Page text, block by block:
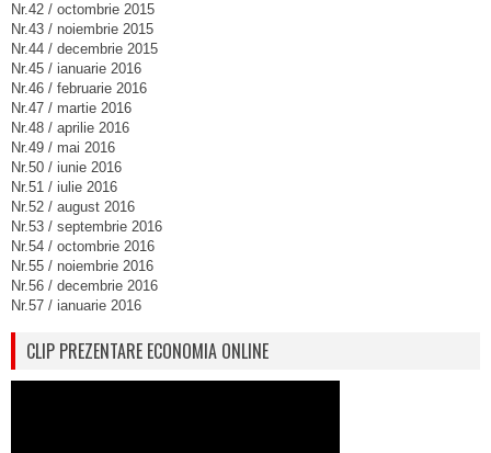
Nr.42 / octombrie 2015
Nr.43 / noiembrie 2015
Nr.44 / decembrie 2015
Nr.45 / ianuarie 2016
Nr.46 / februarie 2016
Nr.47 / martie 2016
Nr.48 / aprilie 2016
Nr.49 / mai 2016
Nr.50 / iunie 2016
Nr.51 / iulie 2016
Nr.52 / august 2016
Nr.53 / septembrie 2016
Nr.54 / octombrie 2016
Nr.55 / noiembrie 2016
Nr.56 / decembrie 2016
Nr.57 / ianuarie 2016
CLIP PREZENTARE ECONOMIA ONLINE